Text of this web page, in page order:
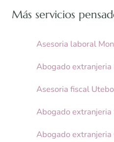
Más servicios
Asesoria laboral
Abogado extranjeria
Asesoria fiscal Utebo
Abogado extranjeria
Abogado